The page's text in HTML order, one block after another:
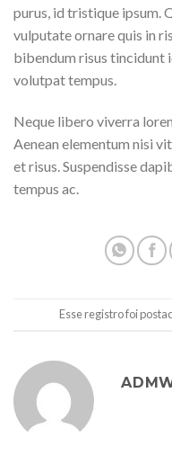
purus, id tristique ipsum.
vulputate ornare quis in
bibendum risus tincidunt
volutpat tempus.
Neque libero viverra
Aenean elementum nisi
et risus. Suspendisse
tempus ac.
Esse registro foi